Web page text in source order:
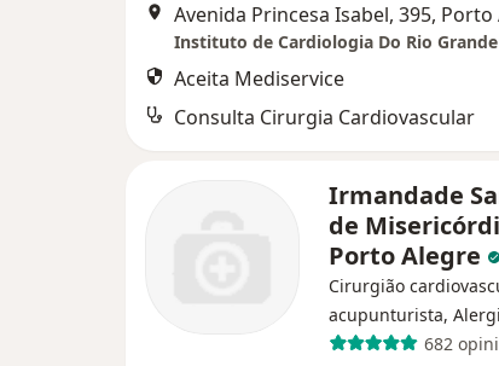
Instituto de Cardiologia Do Rio
Aceita Mediservice
Consulta Cirurgia Cardiovascular
Irmandade
de
Porto Alegre
Cirurgião
acupunturista,
682